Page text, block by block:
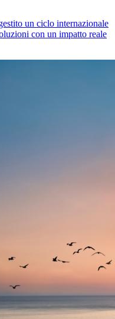
un ciclo internazionale
con un impatto reale